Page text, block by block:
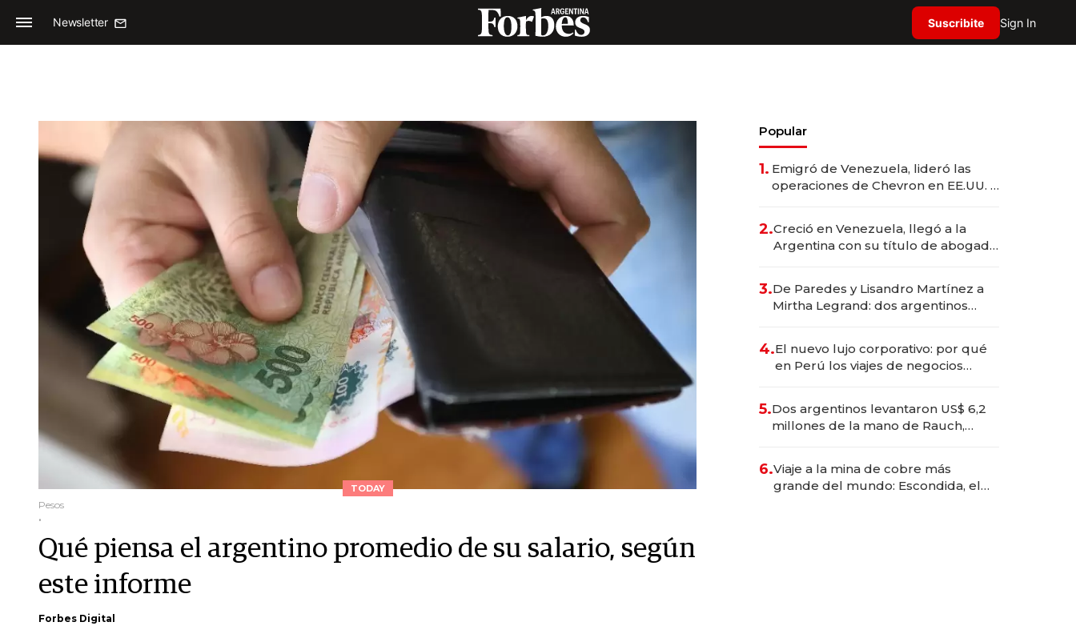
Newsletter Suscribite Sign In
TODAY
Pesos
.
Qué piensa el argentino promedio de su salario, según
este informe
Forbes Digital
Popular
1. Emigró de Venezuela, lideró las
operaciones de Chevron en EE.UU. y
2.Creció en Venezuela, llegó a la
Argentina con su título de abogado
marcas "fast premium"
3.De Paredes y Lisandro Martínez a
Mirtha Legrand: dos argentinos
4.El nuevo lujo corporativo: por qué
en Perú los viajes de negocios
transformadoras
5.Dos argentinos levantaron US$ 6,2
millones de la mano de Rauch,
6.Viaje a la mina de cobre más
grande del mundo: Escondida, el